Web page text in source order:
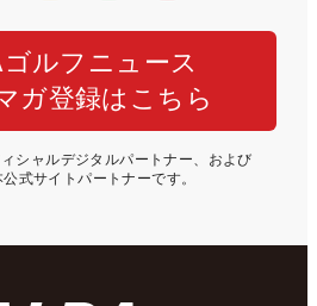
ルフニュース
ガ登録はこちら
シャルデジタルパートナー、および
式サイトパートナーです。